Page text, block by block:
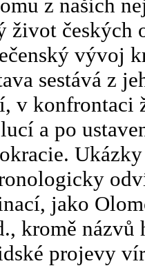
z našich
život českých
vývoj
sestává z
v konfrontaci
a po
jako
kromě
projevy